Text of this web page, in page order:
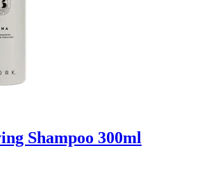
Shampoo 300ml